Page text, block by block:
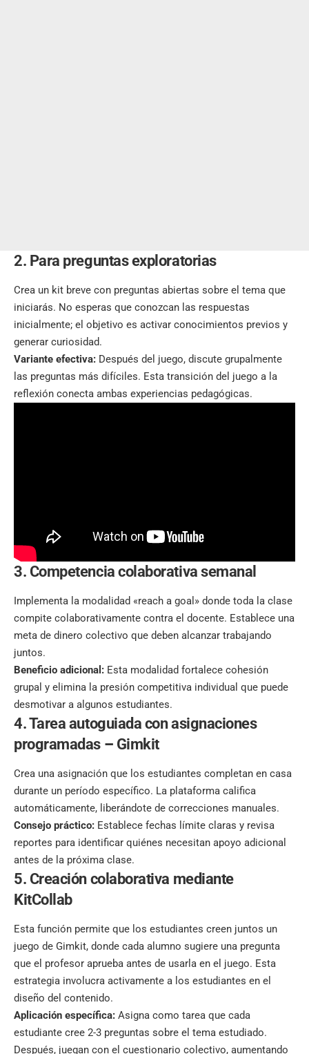
2. Para preguntas exploratorias
Crea un kit breve con preguntas abiertas sobre el tema que
iniciarás. No esperas que conozcan las respuestas
inicialmente; el objetivo es activar conocimientos previos y
generar curiosidad.
Variante efectiva: Después del juego, discute grupalmente
las preguntas más difíciles. Esta transición del juego a la
reflexión conecta ambas experiencias pedagógicas.
3. Competencia colaborativa semanal
Implementa la modalidad «reach a goal» donde toda la clase
compite colaborativamente contra el docente. Establece una
meta de dinero colectivo que deben alcanzar trabajando
juntos.
Beneficio adicional: Esta modalidad fortalece cohesión
grupal y elimina la presión competitiva individual que puede
desmotivar a algunos estudiantes.
4. Tarea autoguiada con asignaciones
programadas– Gimkit
Crea una asignación que los estudiantes completan en casa
durante un período específico. La plataforma califica
automáticamente, liberándote de correcciones manuales.
Consejo práctico: Establece fechas límite claras y revisa
reportes para identificar quiénes necesitan apoyo adicional
antes de la próxima clase.
5. Creación colaborativa mediante
KitCollab
Esta función permite que los estudiantes creen juntos un
juego de Gimkit, donde cada alumno sugiere una pregunta
que el profesor aprueba antes de usarla en el juego. Esta
estrategia involucra activamente a los estudiantes en el
diseño del contenido.
Aplicación específica: Asigna como tarea que cada
estudiante cree 2-3 preguntas sobre el tema estudiado.
Después, juegan con el cuestionario colectivo, aumentando